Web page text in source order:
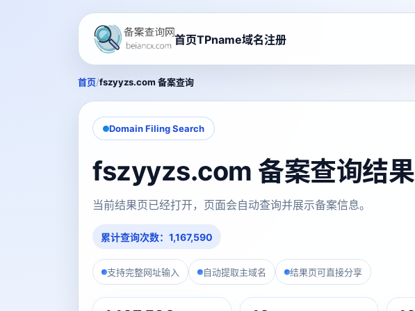
首页TPname域名注册
首页/fszyyzs.com 备案查询
Domain Filing Search
fszyyzs.com 备案查询结果
当前结果页已经打开，页面会自动查询并展示备案信息。
累计查询次数：1,167,590
支持完整网址输入 自动提取主域名 结果页可直接分享